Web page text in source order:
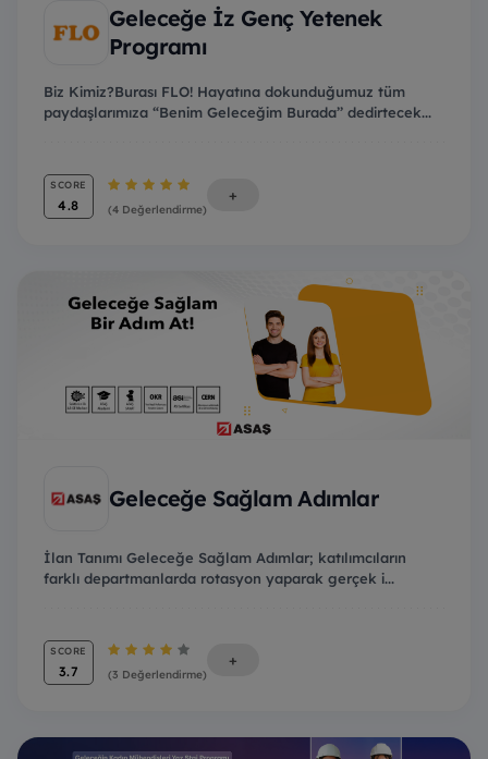
Geleceğe İz Genç Yetenek
Programı
Biz Kimiz?Burası FLO! Hayatına dokunduğumuz tüm
paydaşlarımıza “Benim Geleceğim Burada’’ dedirtecek...
SCORE
4.8 (4 Değerlendirme)
+
Geleceğe Sağlam Adımlar
İlan Tanımı Geleceğe Sağlam Adımlar; katılımcıların
farklı departmanlarda rotasyon yaparak gerçek i...
SCORE
3.7 (3 Değerlendirme)
+